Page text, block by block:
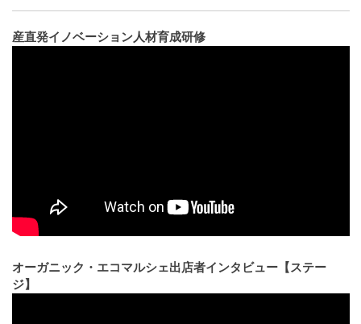
産直発イノベーション人材育成研修
オーガニック・エコマルシェ出店者インタビュー【ステー
ジ】